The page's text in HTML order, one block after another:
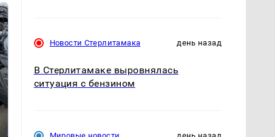
готовую еду из
жестокое убийство
Новости Стерлитамака день назад
В Стерлитамаке выровнялась
ситуация с бензином